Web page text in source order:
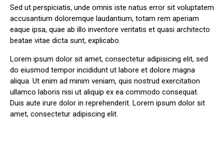
Sed ut perspiciatis, unde omnis iste natus error sit voluptatem
accusantium doloremque laudantium, totam rem aperiam
eaque ipsa, quae ab illo inventore veritatis et quasi architecto
beatae vitae dicta sunt, explicabo.
Lorem ipsum dolor sit amet, consectetur adipisicing elit, sed
do eiusmod tempor incididunt ut labore et dolore magna
aliqua. Ut enim ad minim veniam, quis nostrud exercitation
ullamco laboris nisi ut aliquip ex ea commodo consequat.
Duis aute irure dolor in reprehenderit. Lorem ipsum dolor sit
amet, consectetur adipiscing elit.